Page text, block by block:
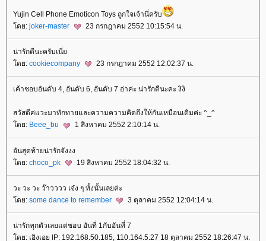
Yujin Cell Phone Emoticon Toys ถูกใจเจ้านี่ครับ
ดย: joker-master 23 กรกฎาคม 2552 10:15:54 น.
น่ารักดีนะครับเนี่
ดย: cookiecompany 23 กรกฎาคม 2552 12:02:37 น.
เค้าชอบอันดับ 4, อันดับ 6, อันดับ 7 อ่าค่ะ น่ารักดีนะคะ งิงิ
สวัสดีค่แวะมาทักทายและความความคิดถึงให้กันเหมือนเดิมค่ะ ^_^
ดย: Beee_bu 1 สิงหาคม 2552 2:10:14 น.
อันสุดท้ายน่ารักจังงง
ดย: choco_pk 19 สิงหาคม 2552 18:04:32 น.
วะ วะ วะ ว๊าวววว เจ๋ง ๆ ทั้งนั้นเลยค่ะ
ดย: some dance to remember 3 ตุลาคม 2552 12:04:14 น.
น่ารักทุกตัวเลยแต่ชอบ อันที่ 1กับอันที่ 7
ดย: เอิงเอย IP: 192.168.50.185, 110.164.5.27 18 ตุลาคม 2552 18:26:47 น.